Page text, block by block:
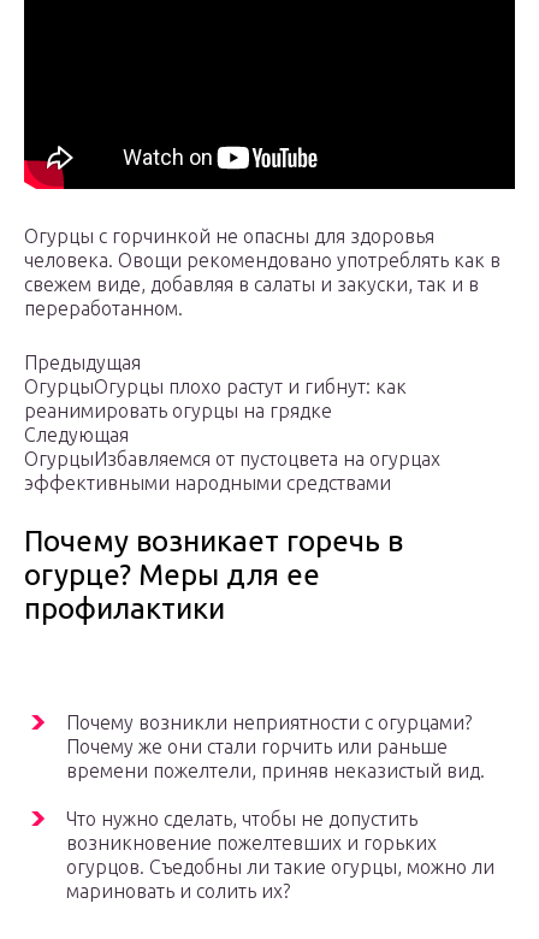
Огурцы с горчинкой не опасны для здоровья
человека. Овощи рекомендовано употреблять как в
свежем виде, добавляя в салаты и закуски, так и в
переработанном.
Предыдущая
ОгурцыОгурцы плохо растут и гибнут: как
реанимировать огурцы на грядке
Следующая
ОгурцыИзбавляемся от пустоцвета на огурцах
эффективными народными средствами
Почему возникает горечь в
огурце? Меры для ее
профилактики
Почему возникли неприятности с огурцами?
Почему же они стали горчить или раньше
времени пожелтели, приняв неказистый вид.
Что нужно сделать, чтобы не допустить
возникновение пожелтевших и горьких
огурцов. Съедобны ли такие огурцы, можно ли
мариновать и солить их?